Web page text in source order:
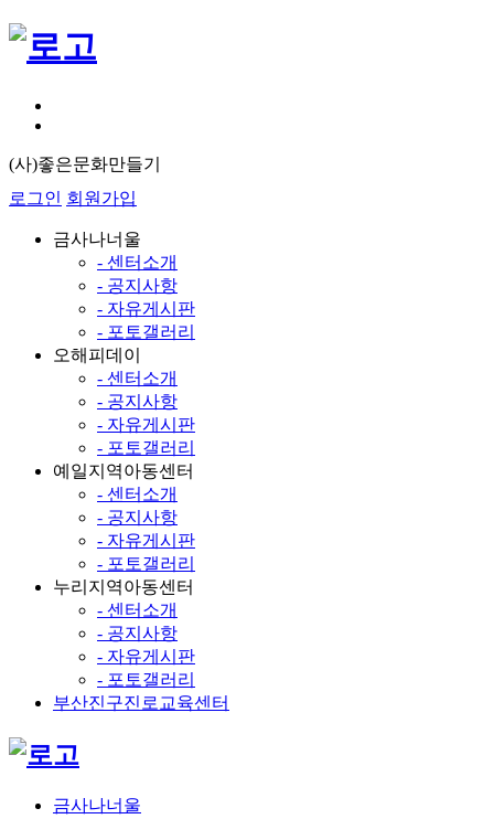
(사)좋은문화만들기
로그인 회원가입
금사나너울
- 센터소개
- 공지사항
- 자유게시판
- 포토갤러리
오해피데이
- 센터소개
- 공지사항
- 자유게시판
- 포토갤러리
예일지역아동센터
- 센터소개
- 공지사항
- 자유게시판
- 포토갤러리
누리지역아동센터
- 센터소개
- 공지사항
- 자유게시판
- 포토갤러리
부산진구진로교육센터
금사나너울